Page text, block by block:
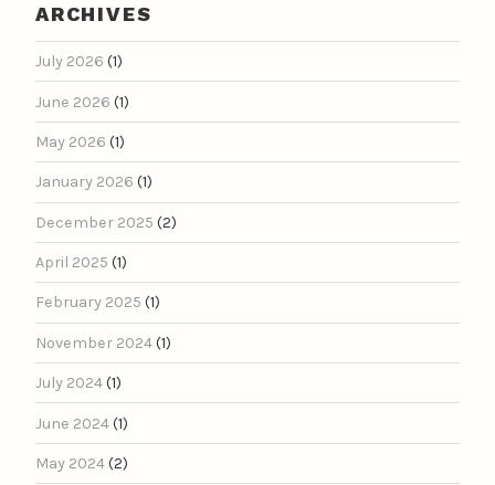
ARCHIVES
July 2026 (1)
June 2026 (1)
May 2026 (1)
January 2026 (1)
December 2025 (2)
April 2025 (1)
February 2025 (1)
November 2024(1)
July 2024(1)
June 2024(1)
May 2024(2)